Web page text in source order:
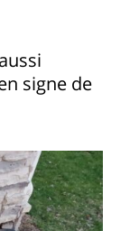
signe de